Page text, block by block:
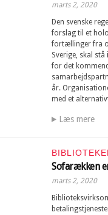
marts 2, 2020
Den svenske
forslag til et
fortællinger fra
Sverige, skal
for det
år.
med et
Læs mere
Sofarækken
marts 2, 2020